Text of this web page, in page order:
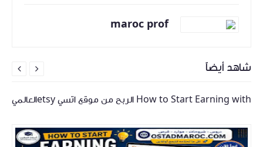
maroc prof
شاهد أيضاً
How to Start Earning with الربح من موقع اتسي etsyالعالمي

